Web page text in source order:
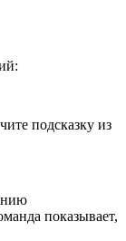
подсказку из
показывает,